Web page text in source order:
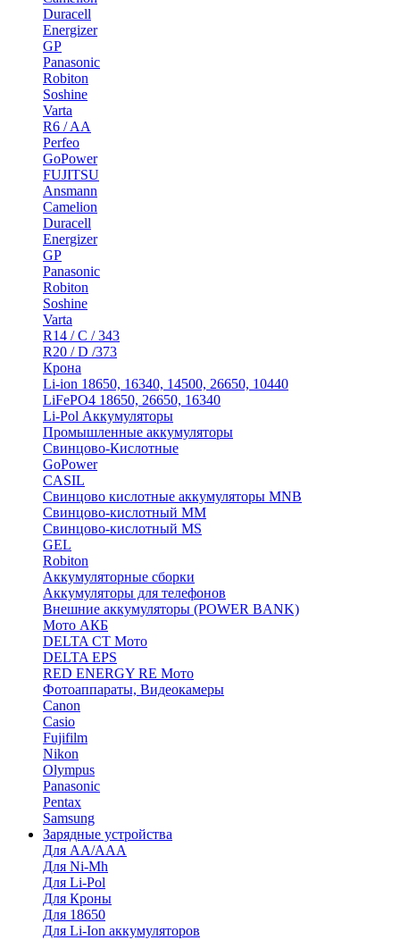
Duracell
Energizer
GP
Panasonic
Robiton
Soshine
Varta
R6 / AA
Perfeo
GoPower
FUJITSU
Ansmann
Camelion
Duracell
Energizer
GP
Panasonic
Robiton
Soshine
Varta
R14 / C / 343
R20 / D /373
Крона
Li-ion 18650, 16340, 14500, 26650, 10440
LiFePO4 18650, 26650, 16340
Li-Pol Аккумуляторы
Промышленные аккумуляторы
Свинцово-Кислотные
GoPower
CASIL
Свинцово кислотные аккумуляторы MNB
Cвинцово-кислотный MM
Cвинцово-кислотный MS
GEL
Robiton
Аккумуляторные сборки
Аккумуляторы для телефонов
Внешние аккумуляторы (POWER BANK)
Мото АКБ
DELTA CT Мото
DELTA EPS
RED ENERGY RE Мото
Фотоаппараты, Видеокамеры
Canon
Casio
Fujifilm
Nikon
Olympus
Panasonic
Pentax
Samsung
Зарядные устройства
Для AA/AAA
Для Ni-Mh
Для Li-Pol
Для Кроны
Для 18650
Для Li-Ion аккумуляторов